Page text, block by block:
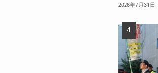
2026年7月31日